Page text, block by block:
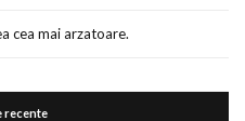
cea mai arzatoare.
recente